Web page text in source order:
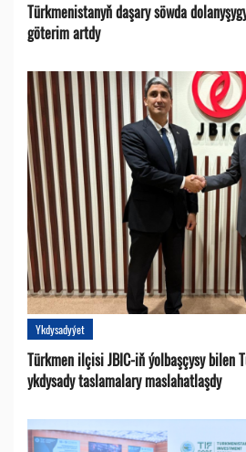
Türkmenistanyň daşary söwda
göterim artdy
Ykdysadyýet
Türkmen ilçisi JBIC-iň ýolbaşçysy bilen
ykdysady taslamalary maslahatlaşdy